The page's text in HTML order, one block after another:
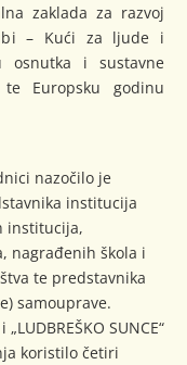
zaklada za razvoj
– Kući za ljude i
osnutka i sustavne
Europsku godinu
nazočilo je
institucija
institucija,
nagrađenih škola i
te predstavnika
samouprave.
SUNCE“
koristilo četiri